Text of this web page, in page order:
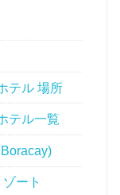
テル 場所
テル一覧
ート